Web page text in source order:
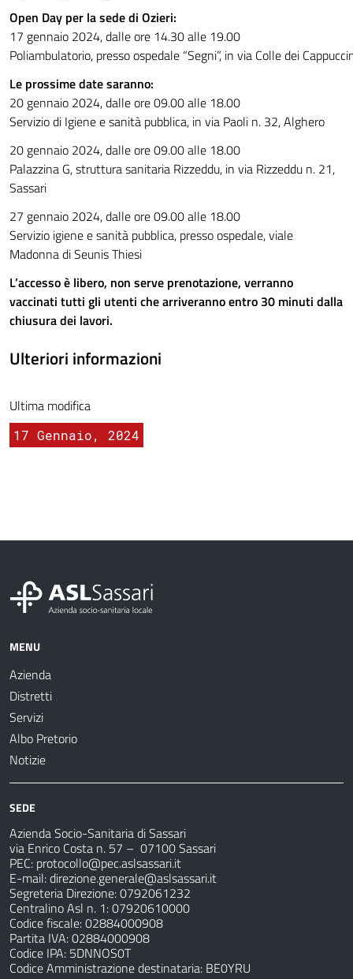
Open Day per la sede di Ozieri:
17 gennaio 2024, dalle ore 14.30 alle 19.00
Poliambulatorio, presso ospedale “Segni”, in via Colle dei
Le prossime date saranno:
20 gennaio 2024, dalle ore 09.00 alle 18.00
Servizio di Igiene e sanità pubblica, in via Paoli n. 32, Alghero
20 gennaio 2024, dalle ore 09.00 alle 18.00
Palazzina G, struttura sanitaria Rizzeddu, in via Rizzeddu n. 21,
Sassari
27 gennaio 2024, dalle ore 09.00 alle 18.00
Servizio igiene e sanità pubblica, presso ospedale, viale
Madonna di Seunis Thiesi
L’accesso è libero, non serve prenotazione, verranno
vaccinati tutti gli utenti che arriveranno entro 30 minuti dalla
chiusura dei lavori.
Ulteriori informazioni
Ultima modifica
17 Gennaio, 2024
MENU
Azienda
Distretti
Servizi
Albo Pretorio
Notizie
SEDE
Azienda Socio-Sanitaria di Sassari
via Enrico Costa n. 57 – 07100 Sassari
PEC: protocollo@pec.aslsassari.it
E-mail:direzione.generale@aslsassari.it
Segreteria Direzione: 0792061232
Centralino Asl n. 1: 07920610000
Codice fiscale: 02884000908
Partita IVA: 02884000908
Codice IPA: 5DNNOS0T
Codice Amministrazione destinataria: BE0YRU